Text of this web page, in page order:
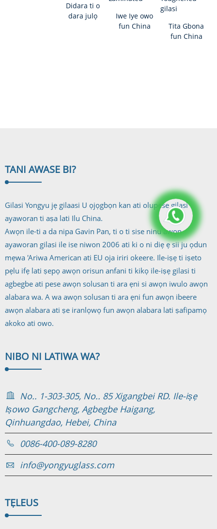
Didara ti o
dara julọ
Iwe Iye owo
fun China
Tita Gbona
fun China
TANI AWASE BI?
Gilasi Yongyu jẹ gilaasi U ọjọgbọn kan ati olupese gilasi
ayaworan ti aṣa lati Ilu China.
Awọn ile-ti a da nipa Gavin Pan, ti o ti sise ninu awọn
ayaworan gilasi ile ise niwon 2006 ati ki o ni diẹ ẹ sii ju ọdun
mẹwa 'Ariwa American ati EU oja iriri okeere. Ile-iṣẹ ti iṣeto
pẹlu ifẹ lati ṣepọ awọn orisun anfani ti kikọ ile-iṣẹ gilasi ti
agbegbe ati pese awọn solusan ti ara ẹni si awọn iwulo awọn
alabara wa. A wa awọn solusan ti ara ẹni fun awọn ibeere
awọn alabara ati ṣe iranlọwọ fun awọn alabara lati ṣafipamọ
akoko ati owo.
NIBO NI LATIWA WA?
No.. 1-303-305, No.. 85 Xigangbei RD. Ile-iṣẹ
Iṣowo Gangcheng, Agbegbe Haigang,
Qinhuangdao, Hebei, China
0086-400-089-8280
info@yongyuglass.com
TẸLEUS